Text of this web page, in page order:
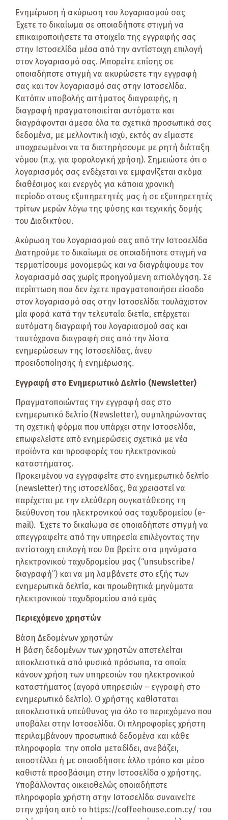
Ενημέρωση ή ακύρωση του λογαριασμού σας
Έχετε το δικαίωμα σε οποιαδήποτε στιγμή να
επικαιροποιήσετε τα στοιχεία της εγγραφής σας
στην Ιστοσελίδα μέσα από την αντίστοιχη επιλογή
στον λογαριασμό σας. Μπορείτε επίσης σε
οποιαδήποτε στιγμή να ακυρώσετε την εγγραφή
σας και τον λογαριασμό σας στην Ιστοσελίδα.
Κατόπιν υποβολής αιτήματος διαγραφής, η
διαγραφή πραγματοποιείται αυτόματα και
διαγράφονται άμεσα όλα τα σχετικά προσωπικά σας
δεδομένα, με μελλοντική ισχύ, εκτός αν είμαστε
υποχρεωμένοι να τα διατηρήσουμε με ρητή διάταξη
νόμου (π.χ. για φορολογική χρήση). Σημειώστε ότι ο
λογαριασμός σας ενδέχεται να εμφανίζεται ακόμα
διαθέσιμος και ενεργός για κάποια χρονική
περίοδο στους εξυπηρετητές μας ή σε εξυπηρετητές
τρίτων μερών λόγω της φύσης και τεχνικής δομής
του Διαδικτύου.
Ακύρωση του λογαριασμού σας από την Ιστοσελίδα
Διατηρούμε το δικαίωμα σε οποιαδήποτε στιγμή να
τερματίσουμε μονομερώς και να διαγράψουμε τον
λογαριασμό σας χωρίς προηγούμενη αιτιολόγηση. Σε
περίπτωση που δεν έχετε πραγματοποιήσει είσοδο
στον λογαριασμό σας στην Ιστοσελίδα τουλάχιστον
μία φορά κατά την τελευταία διετία, επέρχεται
αυτόματη διαγραφή του λογαριασμού σας και
ταυτόχρονα διαγραφή σας από την λίστα
ενημερώσεων της Ιστοσελίδας, άνευ
προειδοποίησης ή ενημέρωσης.
Εγγραφή στο Ενημερωτικό Δελτίο (Newsletter)
Πραγματοποιώντας την εγγραφή σας στο
ενημερωτικό δελτίο (Newsletter), συμπληρώνοντας
τη σχετική φόρμα που υπάρχει στην Ιστοσελίδα,
επωφελείστε από ενημερώσεις σχετικά με νέα
προϊόντα και προσφορές του ηλεκτρονικού
καταστήματος.
Προκειμένου να εγγραφείτε στο ενημερωτικό δελτίο
(newsletter) της ιστοσελίδας, θα χρειαστεί να
παρέχεται με την ελεύθερη συγκατάθεσης τη
διεύθυνση του ηλεκτρονικού σας ταχυδρομείου (e-
mail). Έχετε το δικαίωμα σε οποιαδήποτε στιγμή να
απεγγραφείτε από την υπηρεσία επιλέγοντας την
αντίστοιχη επιλογή που θα βρείτε στα μηνύματα
ηλεκτρονικού ταχυδρομείου μας (“unsubscribe/
διαγραφή”) και να μη λαμβάνετε στο εξής των
ενημερωτικά δελτία, και προωθητικά μηνύματα
ηλεκτρονικού ταχυδρομείου από εμάς
Περιεχόμενο χρηστών
Βάση Δεδομένων χρηστών
Η βάση δεδομένων των χρηστών αποτελείται
αποκλειστικά από φυσικά πρόσωπα, τα οποία
κάνουν χρήση των υπηρεσιών του ηλεκτρονικού
καταστήματος (αγορά υπηρεσιών – εγγραφή στο
ενημερωτικό δελτίο). Ο χρήστης καθίσταται
αποκλειστικά υπεύθυνος για όλο το περιεχόμενο που
υποβάλει στην Ιστοσελίδα. Οι πληροφορίες χρήστη
περιλαμβάνουν προσωπικά δεδομένα και κάθε
πληροφορία την οποία μεταδίδει, ανεβάζει,
αποστέλλει ή με οποιοδήποτε άλλο τρόπο και μέσο
καθιστά προσβάσιμη στην Ιστοσελίδα ο χρήστης.
Υποβάλλοντας οικειοθελώς οποιαδήποτε
πληροφορία χρήστη στην Ιστοσελίδα συναινείτε
στην χρήση από το https://coffeehouse.com.cy/ του